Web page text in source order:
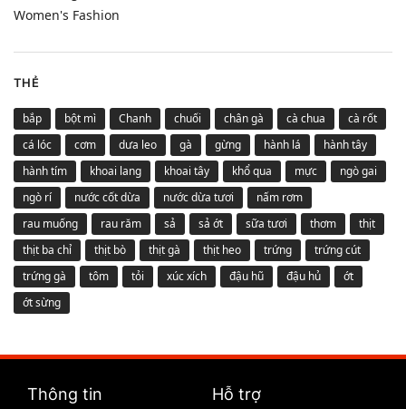
Women's Fashion
THẺ
bắp bột mì Chanh chuối chân gà cà chua
cà rốt
cá lóc
cơm dưa leo gà gừng hành lá
hành tây
hành tím
khoai lang khoai tây khổ qua mực
ngò gai
ngò rí
nước cốt dừa nước dừa tươi
nấm rơm
rau muống
rau răm sả sả ớt sữa tươi thơm
thịt
thịt ba chỉ
thịt bò thịt gà thịt heo trứng
trứng cút
trứng gà
tôm tỏi xúc xích đậu hũ đậu hủ
ớt
ớt sừng
Thông tin Hỗ trợ